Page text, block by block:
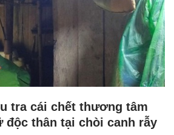
tra cái chết thương tâm
độc thân tại chòi canh rẫy